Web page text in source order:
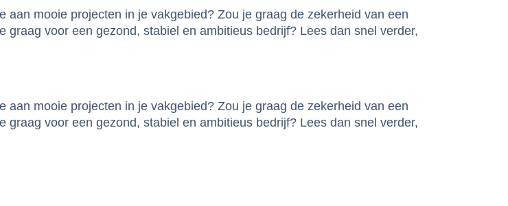
mooie projecten in je vakgebied? Zou je graag de zekerheid van een
voor een gezond, stabiel en ambitieus bedrijf? Lees dan snel verder,
mooie projecten in je vakgebied? Zou je graag de zekerheid van een
voor een gezond, stabiel en ambitieus bedrijf? Lees dan snel verder,